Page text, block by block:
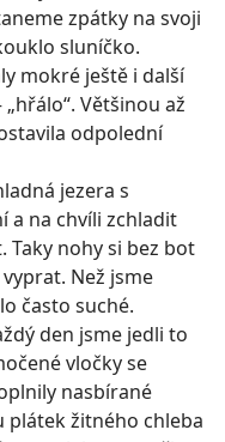
zpátky na svoji
sluníčko.
mokré ještě i další
Většinou až
odpolední
jezera s
a na chvíli zchladit
Taky nohy si bez bot
Než jsme
často suché.
den jsme jedli to
vločky se
nasbírané
plátek žitného chleba